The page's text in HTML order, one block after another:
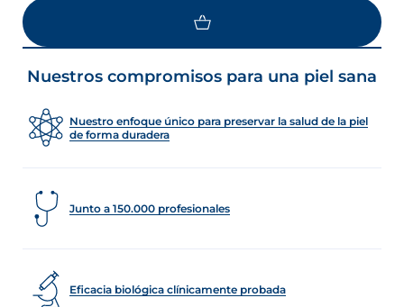
Nuestros compromisos para una piel sana
Nuestro enfoque único para preservar la salud de la piel
de forma duradera
Junto a 150.000 profesionales
Eficacia biológica clínicamente probada